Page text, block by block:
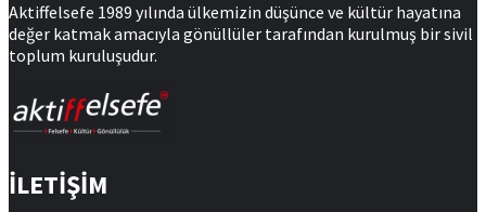
Aktiffelsefe 1989 yılında ülkemizin düşünce ve kültür hayatına
değer katmak amacıyla gönüllüler tarafından kurulmuş bir sivil
toplum kuruluşudur.
İLETİŞİM